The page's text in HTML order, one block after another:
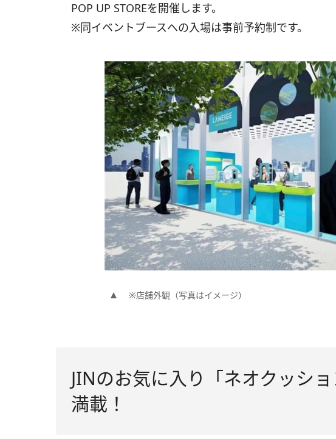
POP UP STOREを開催します。
※同イベントブースへの入場は事前予約制です。
※店舗外観（写真はイメージ）
JINのお気に入り「ネオクッシ
満載！